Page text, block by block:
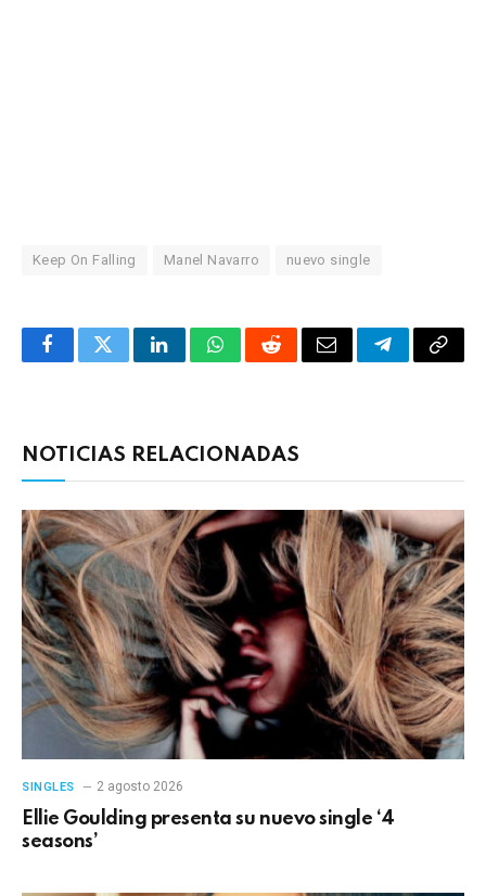
Keep On Falling Manel Navarro nuevo single
FacebookTwitterLinkedInWhatsAppRedditCorreoTelegrama
NOTICIAS RELACIONADAS
SINGLES 2 agosto 2026
Ellie Goulding presenta su nuevo single ‘4
seasons’